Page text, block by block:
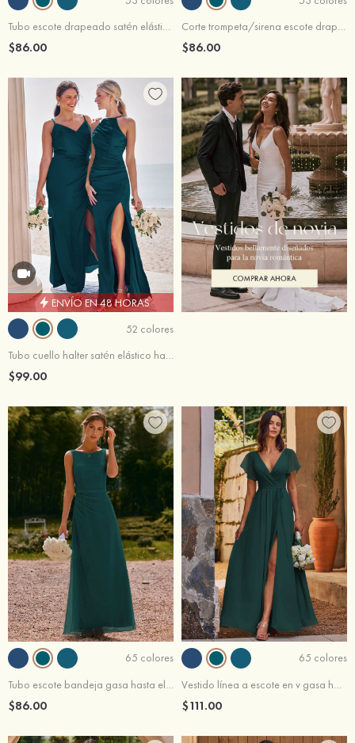
Tubo escote drapeado satén elástico hasta el suelo vestido de dama de honor
$86.00
Corte trompeta/sirena escote drapeado satén elástico hasta el suelo vestido de dama de honor
$86.00
ENVÍO EN 48 HORAS
52 colores
Tubo cuello halter satén elástico hasta el suelo vestido de dama de honor
$99.00
65 colores
$86.00
65 colores
$111.00